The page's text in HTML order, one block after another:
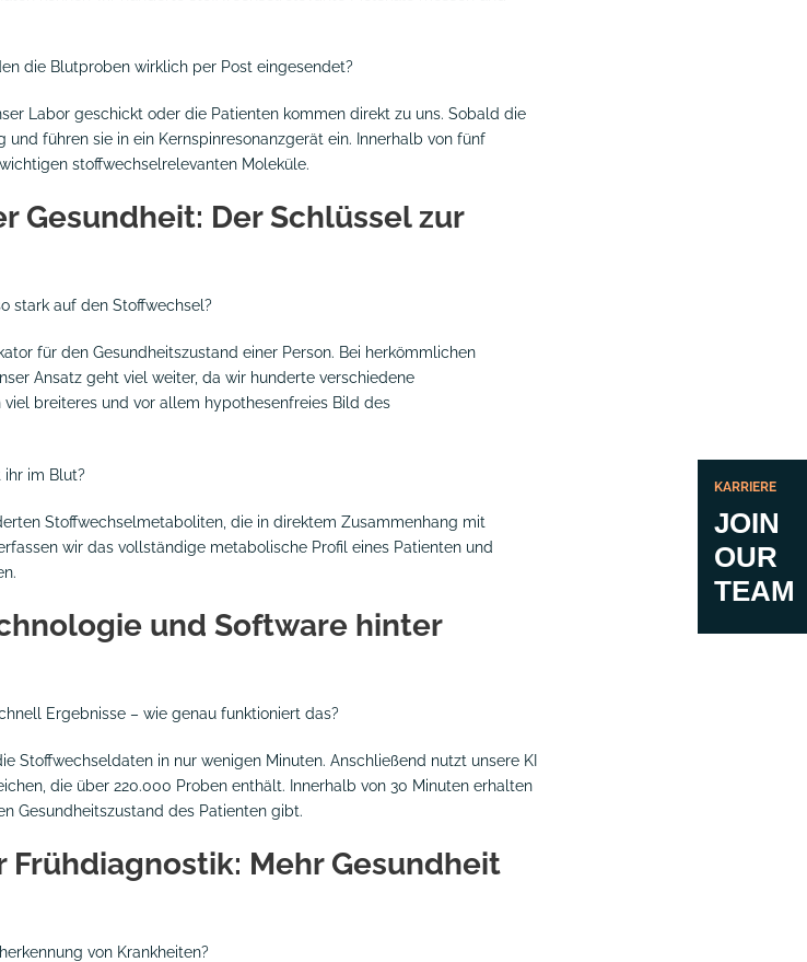
die Blutproben wirklich per Post eingesendet?
Labor geschickt oder die Patienten kommen direkt zu uns. Sobald die
führen sie in ein Kernspinresonanzgerät ein. Innerhalb von fünf
stoffwechselrelevanten Moleküle.
Gesundheit: Der Schlüssel zur
stark auf den Stoffwechsel?
für den Gesundheitszustand einer Person. Bei herkömmlichen
Ansatz geht viel weiter, da wir hunderte verschiedene
breiteres und vor allem hypothesenfreies Bild des
im Blut?
Stoffwechselmetaboliten, die in direktem Zusammenhang mit
wir das vollständige metabolische Profil eines Patienten und
und Software hinter
Ergebnisse – wie genau funktioniert das?
Stoffwechseldaten in nur wenigen Minuten. Anschließend nutzt unsere KI
die über 220.000 Proben enthält. Innerhalb von 30 Minuten erhalten
Gesundheitszustand des Patienten gibt.
Frühdiagnostik: Mehr Gesundheit
von Krankheiten?
KARRIERE
JOIN
OUR
TEAM